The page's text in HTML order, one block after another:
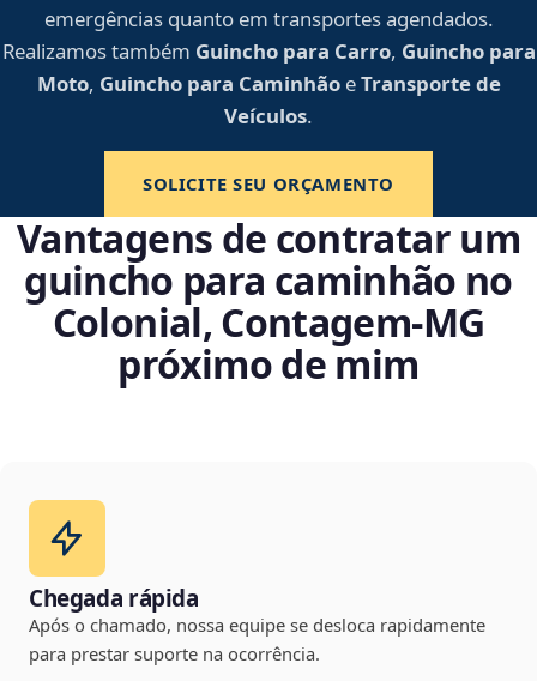
emergências quanto em transportes agendados.
Realizamos também Guincho para Carro, Guincho para
Moto, Guincho para CaminhãoeTransporte de
Veículos.
SOLICITE SEU ORÇAMENTO
Vantagens de contratar um
guincho para caminhão no
Colonial, Contagem‑MG
próximo de mim
Chegada rápida
Após o chamado, nossa equipe se desloca rapidamente
para prestar suporte na ocorrência.